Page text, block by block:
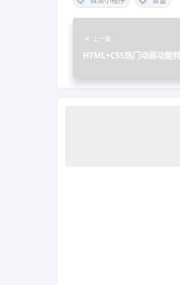
上一篇
HTML+CSS热门动画功能